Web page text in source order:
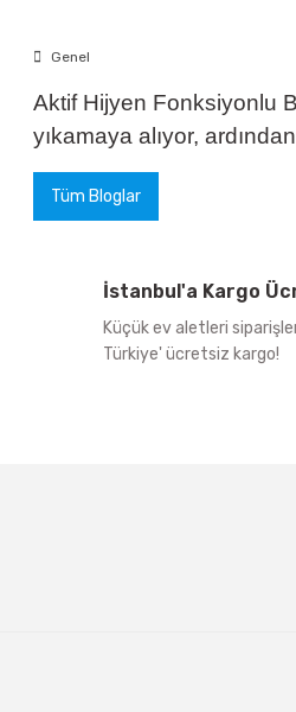
Genel
Aktif Hijyen Fonksiyonlu
yıkamaya alıyor,
Tüm Bloglar
İstanbul'a Kargo
Küçük ev aletleri
Türkiye' ücretsiz kargo!